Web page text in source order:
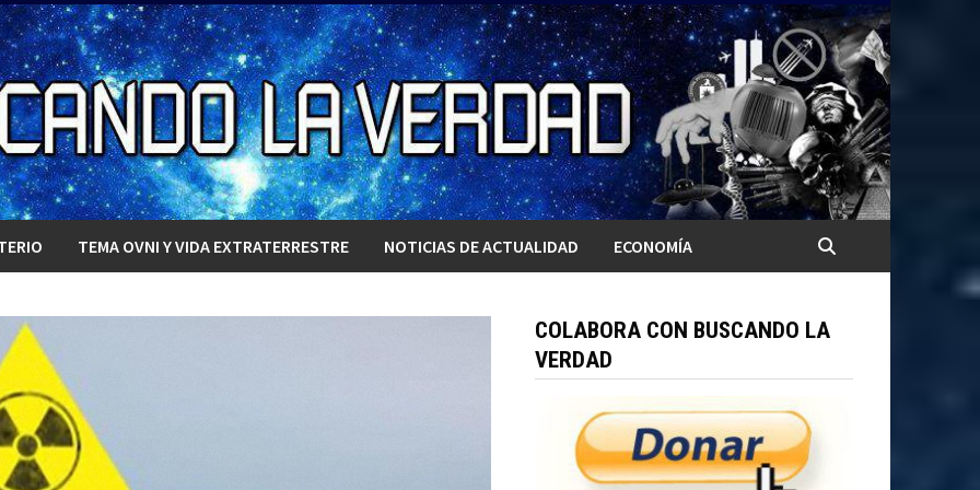
TEMA OVNI Y VIDA EXTRATERRESTRE NOTICIAS DE ACTUALIDAD ECONOMÍA
COLABORA CON BUSCANDO LA
VERDAD